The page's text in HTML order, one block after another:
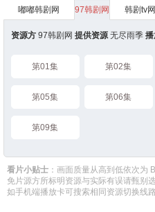
嘟嘟韩剧网 97韩剧网 韩剧tv网
资源方 97韩剧网 提供资源无尽雨季
第01集 第02集
第05集 第06集
第09集
看片小贴士 ：画面质量从高到低依次为
免片源方所标明资源与实际有误请甄别
如手机端播放卡可搜索相同资源切换线